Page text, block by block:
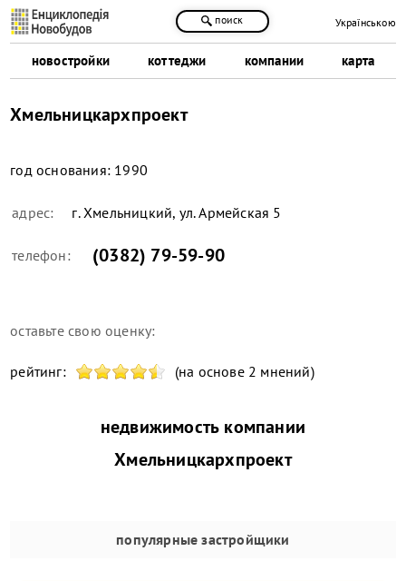
новостройки коттеджи компании карта
поиск Українською
Хмельницкархпроект
год основания: 1990
адрес: г. Хмельницкий, ул. Армейская 5
телефон: (0382) 79-59-90
оставьте свою оценку:
рейтинг: (на основе 2 мнений)
недвижимость компании
Хмельницкархпроект
популярные застройщики